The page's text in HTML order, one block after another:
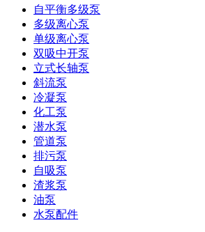
自平衡多级泵
多级离心泵
单级离心泵
双吸中开泵
立式长轴泵
斜流泵
冷凝泵
化工泵
潜水泵
管道泵
排污泵
自吸泵
渣浆泵
油泵
水泵配件